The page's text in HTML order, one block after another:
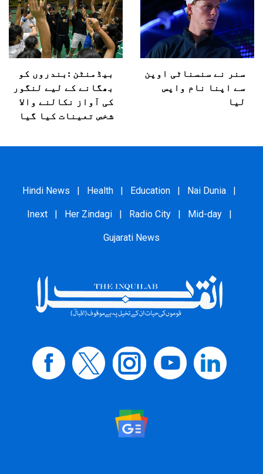
سنر نے سنسناٹی اوپن
سے اپنا نام واپس
لیا
بیڈمنٹن :بندروں کو
بھگانے کے لیے لنگور
کی آواز نکالنے والا
شخص تعینات کیا گیا
Hindi News | Health | Education | Nai Dunia |
Inext | Her Zindagi | Radio City | Mid-day |
Gujarati News